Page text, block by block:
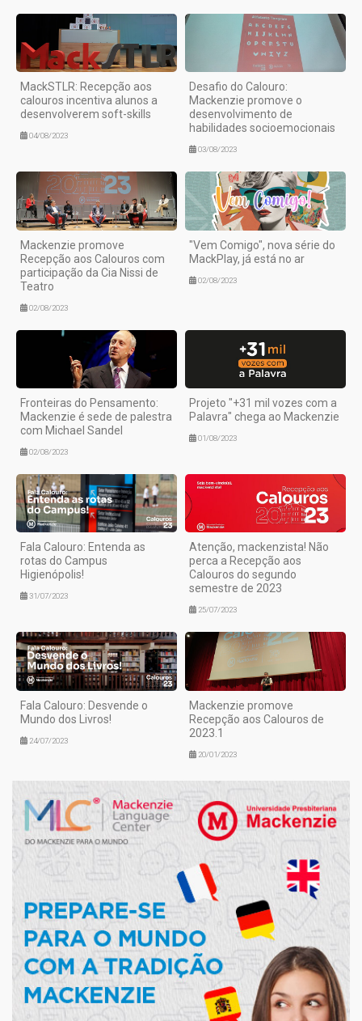
MackSTLR: Recepção aos
calouros incentiva alunos a
desenvolverem soft-skills
04/08/2023
Desafio do Calouro:
Mackenzie promove o
desenvolvimento de
habilidades socioemocionais
03/08/2023
Mackenzie promove
Recepção aos Calouros com
participação da Cia Nissi de
Teatro
02/08/2023
"Vem Comigo", nova série do
MackPlay, já está no ar
02/08/2023
Fronteiras do Pensamento:
Mackenzie é sede de palestra
com Michael Sandel
02/08/2023
Projeto "+31 mil vozes com a
Palavra" chega ao Mackenzie
01/08/2023
Fala Calouro: Entenda as
rotas do Campus
Higienópolis!
31/07/2023
Atenção, mackenzista! Não
perca a Recepção aos
Calouros do segundo
semestre de 2023
25/07/2023
Fala Calouro: Desvende o
Mundo dos Livros!
24/07/2023
Mackenzie promove
Recepção aos Calouros de
2023.1
20/01/2023